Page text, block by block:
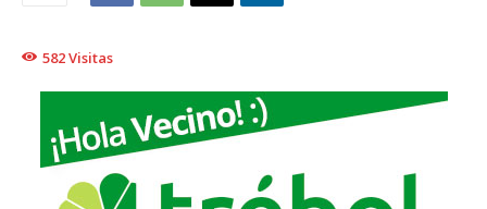
582Visitas